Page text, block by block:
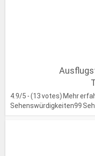
4.9/5 - (13 votes) Mehr
Sehenswürdigkeiten99